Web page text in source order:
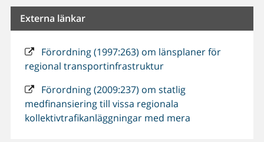
Externa länkar
Förordning (1997:263) om länsplaner för
regional transportinfrastruktur
Förordning (2009:237) om statlig
medfinansiering till vissa regionala
kollektivtrafikanläggningar med mera